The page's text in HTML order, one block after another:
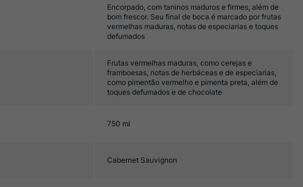
Encorpado, com taninos maduros e firmes, além de
bom frescor. Seu final de boca é marcado por frutas
vermelhas maduras, notas de especiarias e toques
defumados
Frutas vermelhas maduras, como cerejas e
framboesas, notas de herbáceas e de especiarias,
como pimentão vermelho e pimenta preta, além de
toques defumados e de chocolate
750 ml
Cabernet Sauvignon